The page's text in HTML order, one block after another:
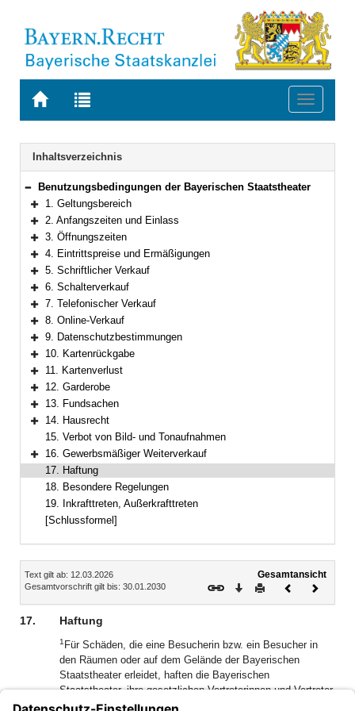
Zur
BAYERN.RECHT
Zur
letzten
Suche
Toggle
Navigation
Inhaltsverzeichnis
Bereich reduzieren
Benutzungsbedingungen der Bayerischen Staatstheater
Bereich erweitern
1. Geltungsbereich
Bereich erweitern
2. Anfangszeiten und Einlass
Bereich erweitern
3. Öffnungszeiten
Bereich erweitern
4. Eintrittspreise und Ermäßigungen
Bereich erweitern
5. Schriftlicher Verkauf
Bereich erweitern
6. Schalterverkauf
Bereich erweitern
7. Telefonischer Verkauf
Bereich erweitern
8. Online-Verkauf
Bereich erweitern
9. Datenschutzbestimmungen
Bereich erweitern
10. Kartenrückgabe
Bereich erweitern
11. Kartenverlust
Bereich erweitern
12. Garderobe
Bereich erweitern
13. Fundsachen
Bereich erweitern
14. Hausrecht
15. Verbot von Bild- und Tonaufnahmen
Bereich erweitern
16. Gewerbsmäßiger Weiterverkauf
17. Haftung
18. Besondere Regelungen
19. Inkrafttreten, Außerkrafttreten
[Schlussformel]
Inhalt
Text gilt ab: 12.03.2026
Gesamtvorschrift gilt bis: 30.01.2030
Gesamtansicht
Download
DruckenVorheriges
17. Haftung
1 Für Schäden, die eine Besucherin bzw. ein Besucher in
den Räumen oder auf dem Gelände der Bayerischen
Staatstheater erleidet, haften die Bayerischen
Staatstheater, ihre gesetzlichen Vertreterinnen und Vertreter
und ihre Erfüllungsgehilfen nur im Falle von Vorsatz und